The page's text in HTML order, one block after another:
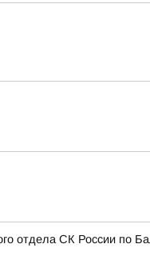
отдела СК России по